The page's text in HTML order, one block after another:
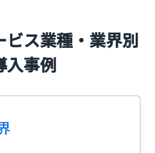
ビス業種・業界別
入事例